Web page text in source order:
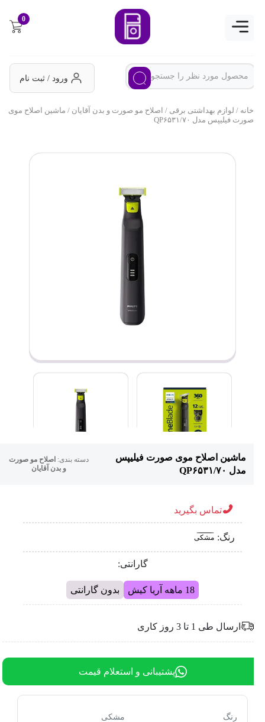
ورود / ثبت نام
خانه/لوازم بهداشتی برقی /اصلاح مو صورت و بدن آقایان/ ماشین اصلاح موی
صورت فیلیپس مدل QP۶۵۳۱/۷۰
ماشین اصلاح موی صورت فیلیپس
مدل QP۶۵۳۱/۷۰
دسته بندی:اصلاح مو صورت
و بدن آقایان
تماس بگیرید
رنگ: مشکی
گارانتی:
بدون گارانتی
ارسال طی 1 تا 3 روز کاری
پشتیبانی و استعلام قیمت
رنگ مشکی